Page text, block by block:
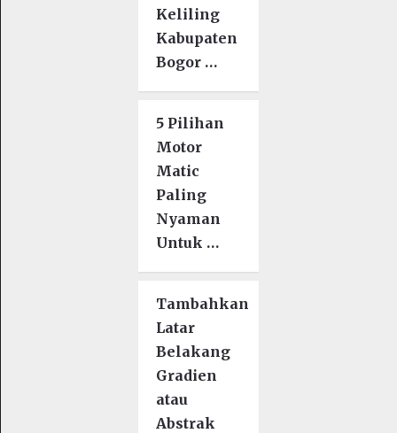
Keliling
Kabupaten
Bogor …
5 Pilihan
Motor
Matic
Paling
Nyaman
Untuk …
Tambahkan
Latar
Belakang
Gradien
atau
Abstrak